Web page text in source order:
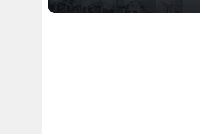
ถนนสุขุมวิท 77 แขวงสวนหลวง เขตส